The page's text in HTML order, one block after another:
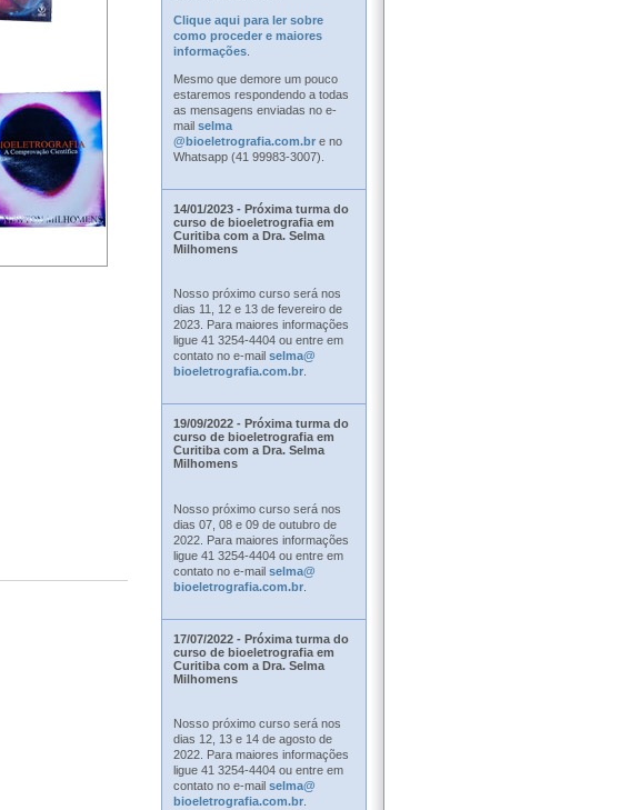
Clique aqui para ler sobre
como proceder e maiores
informações
Mesmo que demore um pouco
estaremos respondendo a todas
as mensagens enviadas no e-
mail selma
@bioeletrografia.com.br e no
Whatsapp (41 99983-3007).
14/01/2023 - Próxima turma do
curso de bioeletrografia em
Curitiba com a Dra. Selma
Milhomens
Nosso próximo curso será nos
dias 11, 12 e 13 de fevereiro de
2023. Para maiores informações
ligue 41 3254-4404 ou entre em
contato no e-mail selma@
bioeletrografia.com.br
19/09/2022 - Próxima turma do
curso de bioeletrografia em
Curitiba com a Dra. Selma
Milhomens
Nosso próximo curso será nos
dias 07, 08 e 09 de outubro de
2022. Para maiores informações
ligue 41 3254-4404 ou entre em
contato no e-mail selma@
bioeletrografia.com.br
17/07/2022 - Próxima turma do
curso de bioeletrografia em
Curitiba com a Dra. Selma
Milhomens
Nosso próximo curso será nos
dias 12, 13 e 14 de agosto de
2022. Para maiores informações
ligue 41 3254-4404 ou entre em
contato no e-mail selma@
bioeletrografia.com.br